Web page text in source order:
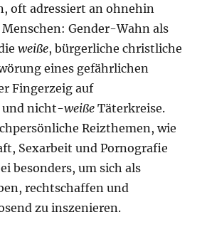
oft adressiert an ohnehin
Gender-Wahn als
weiße, bürgerliche christliche
eines gefährlichen
Fingerzeig auf
nicht-weiße Täterkreise.
Reizthemen, wie
Sexarbeit und Pornografie
besonders, um sich als
rechtschaffen und
zu inszenieren.